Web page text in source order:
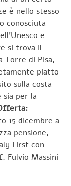
è nello stesso
conosciuta
e
si trova il
Torre di Pisa,
piatto
sulla costa
per la
15 dicembre a
pensione,
First con
Fulvio Massini